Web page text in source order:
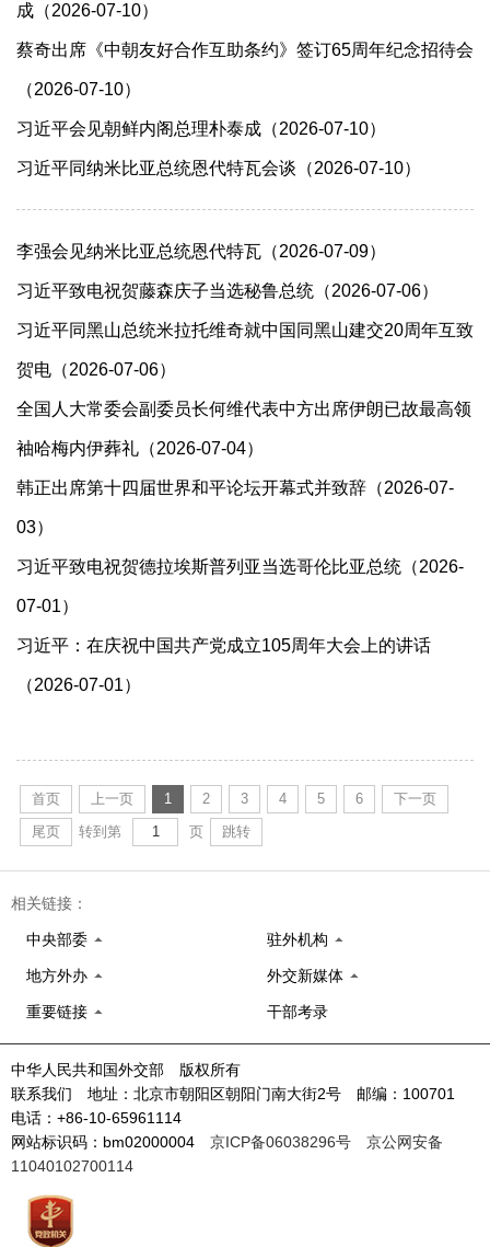
成（2026-07-10）
蔡奇出席《中朝友好合作互助条约》签订65周年纪念招待会
（2026-07-10）
习近平会见朝鲜内阁总理朴泰成（2026-07-10）
习近平同纳米比亚总统恩代特瓦会谈（2026-07-10）
李强会见纳米比亚总统恩代特瓦（2026-07-09）
习近平致电祝贺藤森庆子当选秘鲁总统（2026-07-06）
习近平同黑山总统米拉托维奇就中国同黑山建交20周年互致
贺电（2026-07-06）
全国人大常委会副委员长何维代表中方出席伊朗已故最高领
袖哈梅内伊葬礼（2026-07-04）
韩正出席第十四届世界和平论坛开幕式并致辞（2026-07-
03）
习近平致电祝贺德拉埃斯普列亚当选哥伦比亚总统（2026-
07-01）
​习近平：在庆祝中国共产党成立105周年大会上的讲话
（2026-07-01）
首页 上一页 1 2 3 4 5 6
下一页
尾页
转到第 页 跳转
相关链接：
中央部委 驻外机构
地方外办 外交新媒体
重要链接 干部考录
中华人民共和国外交部 版权所有
联系我们 地址：北京市朝阳区朝阳门南大街2号 邮编：100701
电话：+86-10-65961114
网站标识码：bm02000004 京ICP备06038296号
京公网安备
11040102700114